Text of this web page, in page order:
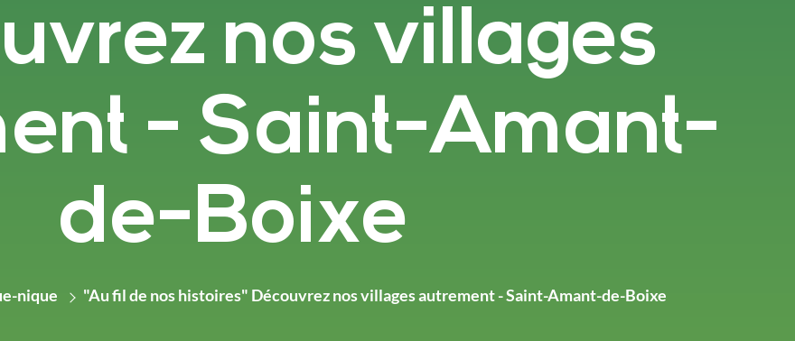
nos villages
- Saint-Amant-
de-Boixe
nique "Au fil de nos histoires" Découvrez nos villages autrement - Saint-Amant-de-Boixe